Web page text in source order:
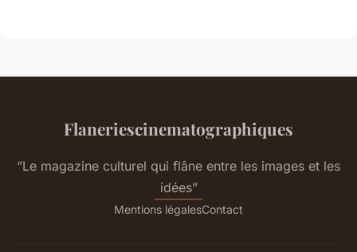
Flaneriescinematographiques
“Le magazine culturel qui flâne entre les images et les
idées”
Mentions légalesContact